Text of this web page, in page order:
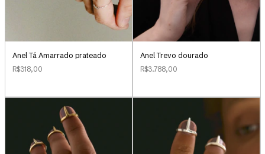
Anel Tá Amarrado prateado
R$318,00
Anel Trevo dourado
R$3.788,00